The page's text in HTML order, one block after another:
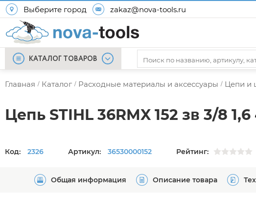
Выберите город zakaz@nova-tools.ru
КАТАЛОГ ТОВАРОВ
Главная / Каталог / Расходные материалы и аксессуары / Цепи и
Цепь STIHL 36RMX 152 зв 3/8 1,6
Код: 2326 Артикул: 36530000152 Рейтинг:
Общая информация Описание товара